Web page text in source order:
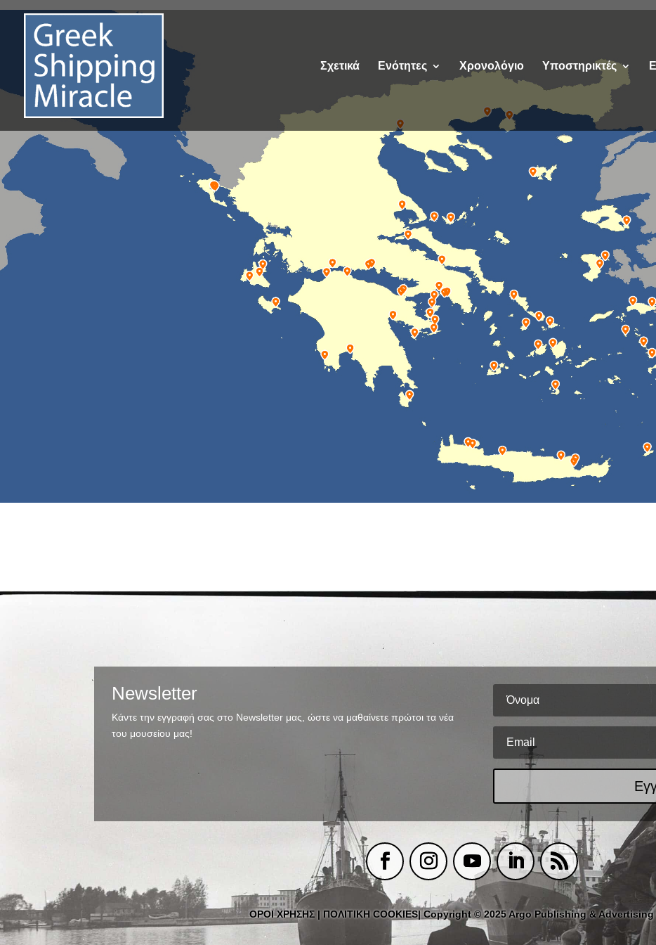
Σχετικά Ενότητες Χρονολόγιο Υποστηρικτές
Newsletter
Κάντε την εγγραφή σας στο Newsletter μας, ώστε να μαθαίνετε πρώτοι τα νέα
του μουσείου μας!
ΟΡΟΙ ΧΡΗΣΗΣ | ΠΟΛΙΤΙΚΗ COOKIES| Copyright © 2025 Argo Publishing & Advertising